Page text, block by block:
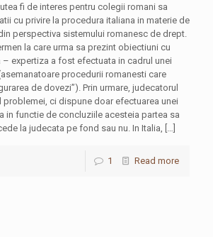
fi de interes pentru colegii romani sa
cu privire la procedura italiana in materie de
perspectiva sistemului romanesc de drept.
la care urma sa prezint obiectiuni cu
– expertiza a fost efectuata in cadrul unei
procedurii romanesti care
de dovezi”). Prin urmare, judecatorul
ci dispune doar efectuarea unei
in functie de concluziile acesteia partea sa
la judecata pe fond sau nu. In Italia, […]
1 Read more